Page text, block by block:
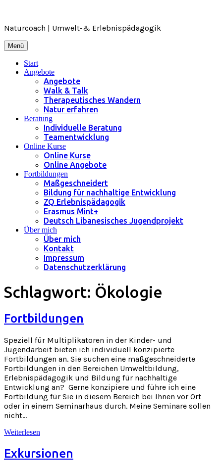
springen
Naturcoach | Umwelt-& Erlebnispädagogik
Menü
Start
Angebote
Angebote
Walk & Talk
Therapeutisches Wandern
Natur erfahren
Beratung
Individuelle Beratung
Teamentwicklung
Online Kurse
Online Kurse
Online Angebote
Fortbildungen
Maßgeschneidert
Bildung für nachhaltige Entwicklung
ZQ Erlebnispädagogik
Erasmus Mint+
Deutsch Libanesisches Jugendprojekt
Über mich
Über mich
Kontakt
Impressum
Datenschutzerklärung
Schlagwort: Ökologie
Fortbildungen
Speziell für Multiplikatoren in der Kinder- und
Jugendarbeit bieten ich individuell konzipierte
Fortbildungen an. Sie suchen eine maßgeschneiderte
Fortbildungen in den Bereichen Umweltbildung,
Erlebnispädagogik und Bildung für nachhaltige
Entwicklung an? Gerne konzipiere und führe ich eine
Fortbildung für Sie in diesem Bereich bei Ihnen vor Ort
oder in einem Seminarhaus durch. Meine Seminare sollen
nicht…
Weiterlesen
Exkursionen